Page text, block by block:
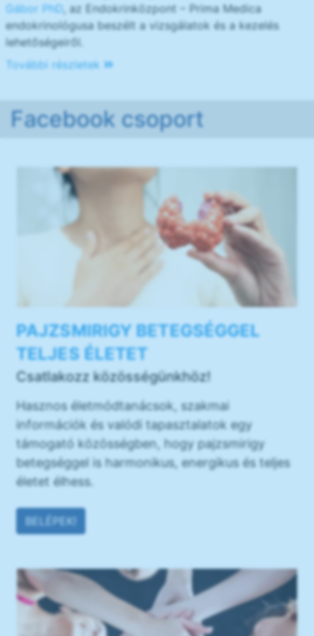
Gábor PhD, az Endokrinközpont – Prima Medica
endokrinológusa beszélt a vizsgálatok és a kezelés
lehetőségeiről.
További részletek
Facebook csoport
PAJZSMIRIGY BETEGSÉGGEL
TELJES ÉLETET
Csatlakozz közösségünkhöz!
Hasznos életmódtanácsok, szakmai
információk és valódi tapasztalatok egy
támogató közösségben, hogy pajzsmirigy
betegséggel is harmonikus, energikus és teljes
életet élhess.
BELÉPEK!